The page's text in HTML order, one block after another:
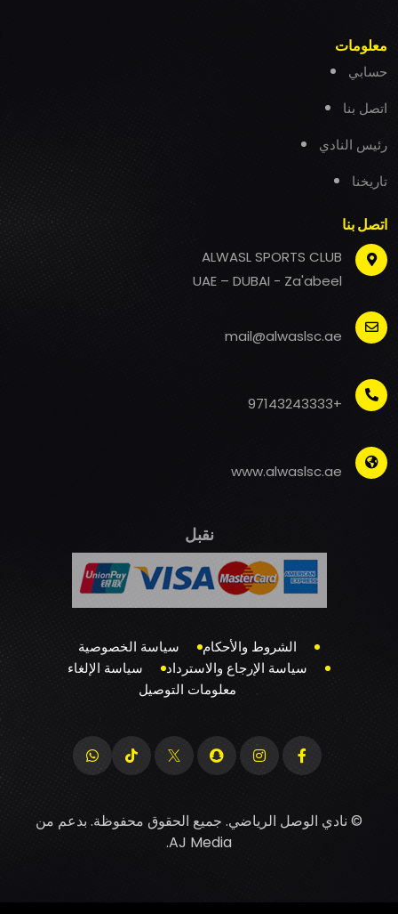
معلومات
حسابي
اتصل بنا
رئيس النادي
تاريخنا
اتصل بنا
ALWASL SPORTS CLUB
UAE – DUBAI - Za'abeel
mail@alwaslsc.ae
+97143243333
www.alwaslsc.ae
نقبل
الشروط والأحكام
سياسة الخصوصية
سياسة الإرجاع والاسترداد
سياسة الإلغاء
معلومات التوصيل
© نادي الوصل الرياضي. جميع الحقوق محفوظة. بدعم من
AJ Media
.